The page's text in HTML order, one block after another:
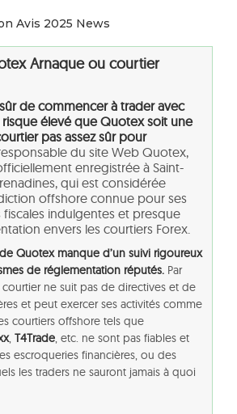
Avis 2025 News
Arnaque ou courtier
sûr de commencer à trader avec
élevé que Quotex soit une
pas assez sûr pour
du site Web Quotex,
enregistrée à Saint-
qui est considérée
offshore connue pour ses
indulgentes et presque
envers les courtiers Forex.
Quotex manque d’un suivi rigoureux
de réglementation réputés. Par
ne suit pas de directives et de
et peut exercer ses activités comme
courtiers offshore tels que
, T4Trade, etc. ne sont pas fiables et
escroqueries financières, ou des
les traders ne sauront jamais à quoi